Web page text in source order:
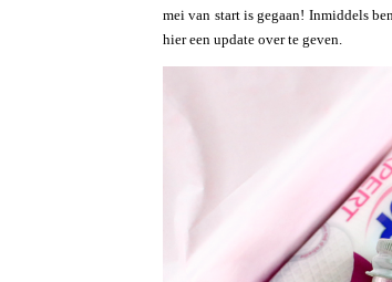
mei van start is gegaan! Inmiddels
hier een update over te geven.